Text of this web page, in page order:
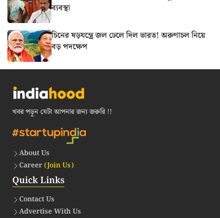
ব্যবস্থা
চিনের ষড়যন্ত্রে জল ঢেলে দিল ভারত! অরুণাচল নিয়ে
বড় পদক্ষেপ
খবর পড়ুন যেটা আপনার জন্য জরুরি !!
About Us
Career(Join Us)
Quick Links
Contact Us
Advertise With Us